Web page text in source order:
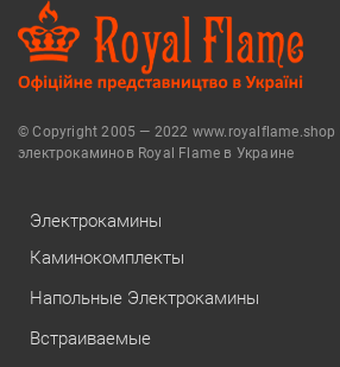
© Copyright 2005 — 2022
электрокаминов Royal Flame в Украине
Электрокамины
Каминокомплекты
Напольные Электрокамины
Встраиваемые